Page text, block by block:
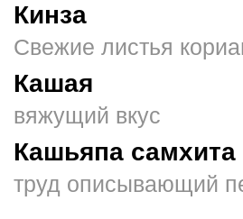
Кинза
Свежие листья
Кашая
вяжущий вкус
Кашьяпа самхита
труд описывающий